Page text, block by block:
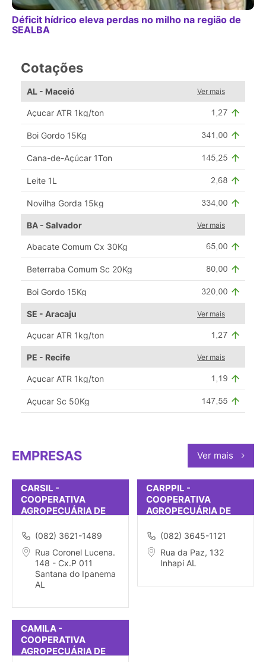
Déficit hídrico eleva perdas no milho na região de
SEALBA
Cotações
AL - Maceió Ver mais
Açucar ATR 1kg/ton
Boi Gordo 15Kg
Cana-de-Açúcar 1Ton
Leite 1L
Novilha Gorda 15kg
BA - Salvador Ver mais
Abacate Comum Cx 30Kg
Beterraba Comum Sc 20Kg
Boi Gordo 15Kg
SE - Aracaju Ver mais
Açucar ATR 1kg/ton
PE - Recife Ver mais
Açucar ATR 1kg/ton
Açucar Sc 50Kg
EMPRESAS Ver mais
CARSIL -
COOPERATIVA
AGROPECUÁRIA DE
IPANEMA
(082) 3621-1489
Rua Coronel Lucena.
148 - Cx.P 011
Santana do Ipanema
AL
CARPPIL -
COOPERATIVA
AGROPECUÁRIA DE
PRODUTORES DE
INHAPI
(082) 3645-1121
Rua da Paz, 132
Inhapi AL
CAMILA -
COOPERATIVA
AGROPECUÁRIA DE